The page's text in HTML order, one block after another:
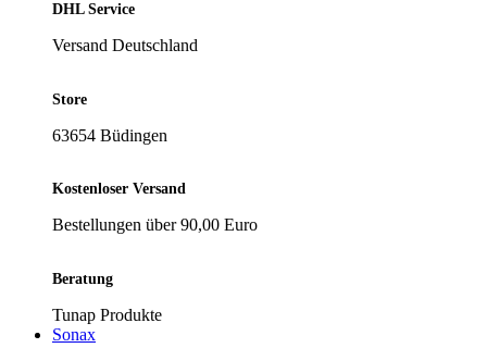
DHL Service
Versand Deutschland
Store
63654 Büdingen
Kostenloser Versand
Bestellungen über 90,00 Euro
Beratung
Tunap Produkte
Sonax